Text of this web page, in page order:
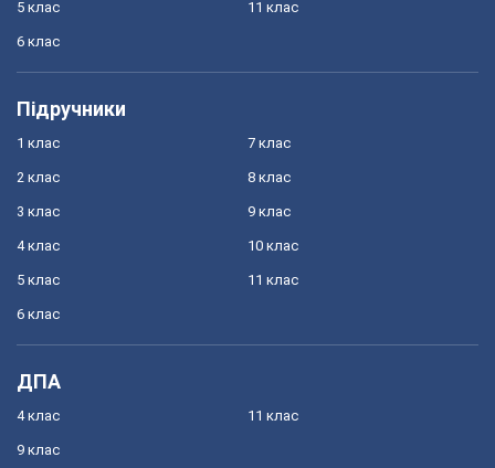
5 клас
6 клас
11 клас
Підручники
1 клас
2 клас
3 клас
4 клас
5 клас
6 клас
7 клас
8 клас
9 клас
10 клас
11 клас
ДПА
4 клас
9 клас
11 клас